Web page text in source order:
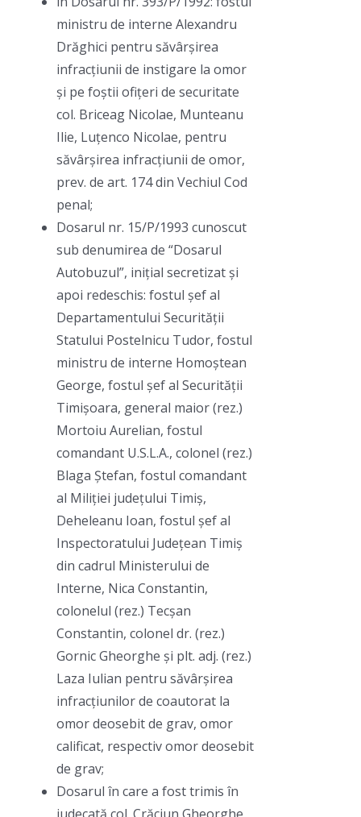
ministru de interne Alexandru
Drăghici pentru săvârșirea
infracțiunii de instigare la omor
și pe foștii ofițeri de securitate
col. Briceag Nicolae, Munteanu
Ilie, Luțenco Nicolae, pentru
săvârșirea infracțiunii de omor,
prev. de art. 174 din Vechiul Cod
penal;
Dosarul nr. 15/P/1993 cunoscut
sub denumirea de “Dosarul
Autobuzul”, inițial secretizat și
apoi redeschis: fostul șef al
Departamentului Securității
Statului Postelnicu Tudor, fostul
ministru de interne Homoștean
George, fostul șef al Securității
Timișoara, general maior (rez.)
Mortoiu Aurelian, fostul
comandant U.S.L.A., colonel (rez.)
Blaga Ștefan, fostul comandant
al Miliției județului Timiș,
Deheleanu Ioan, fostul șef al
Inspectoratului Județean Timiș
din cadrul Ministerului de
Interne, Nica Constantin,
colonelul (rez.) Tecșan
Constantin, colonel dr. (rez.)
Gornic Gheorghe și plt. adj. (rez.)
Laza Iulian pentru săvârșirea
infracțiunilor de coautorat la
omor deosebit de grav, omor
calificat, respectiv omor deosebit
de grav;
Dosarul în care a fost trimis în